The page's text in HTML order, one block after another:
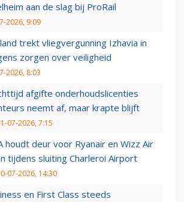
aan de slag bij ProRail
2026, 9:09
trekt vliegvergunning Izhavia in
zorgen over veiligheid
2026, 8:03
afgifte onderhoudslicenties
neemt af, maar krapte blijft
07-2026, 7:15
houdt deur voor Ryanair en Wizz Air
tijdens sluiting Charleroi Airport
07-2026, 14:30
en First Class steeds